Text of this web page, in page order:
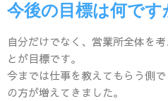
今後の目標は何です
自分だけでなく、営業所全体を
とが目標です。
今までは仕事を教えてもらう側
の方が増えてきました。